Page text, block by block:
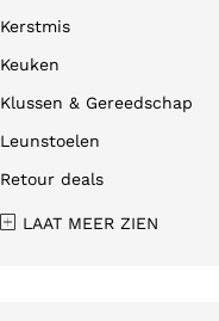
Kerstmis
Keuken
Klussen & Gereedschap
Leunstoelen
Retour deals
LAAT MEER ZIEN